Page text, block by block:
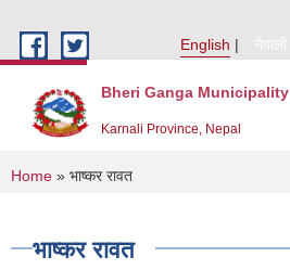
English
नेपाली
Bheri Ganga Municipality
Karnali Province, Nepal
You are here
Home » भाष्कर रावत
भाष्कर रावत